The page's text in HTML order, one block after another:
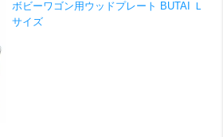
ボビーワゴン用ウッドプレート BUTAI Ｌ
サイズ